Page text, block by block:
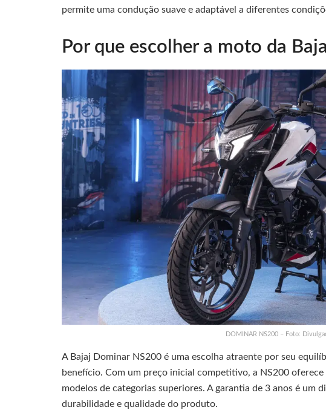
permite uma condução suave e adaptável a diferentes
Por que escolher a moto da
DOMINAR NS200 – Foto:
A Bajaj Dominar NS200 é uma escolha atraente por seu
benefício. Com um preço inicial competitivo, a NS200
modelos de categorias superiores. A garantia de 3 anos é um
durabilidade e qualidade do produto.